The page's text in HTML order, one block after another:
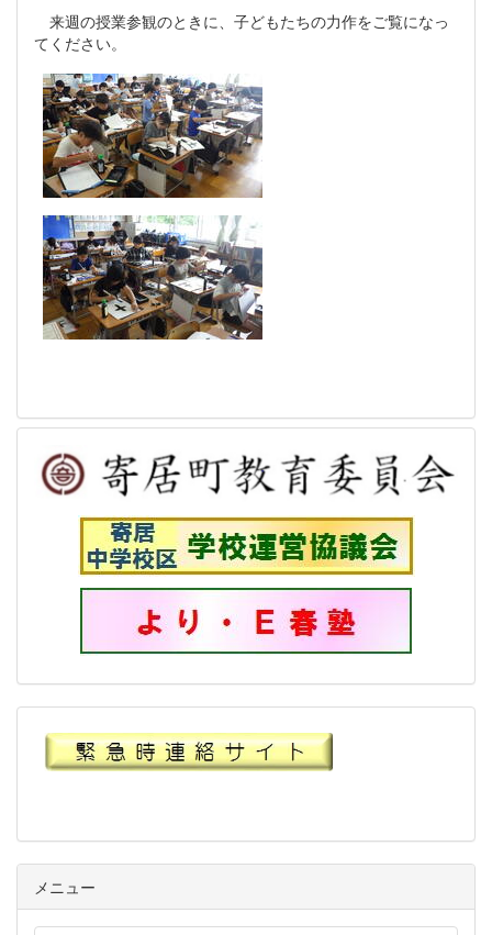
来週の授業参観のときに、子どもたちの力作をご覧になっ
てください。
メニュー